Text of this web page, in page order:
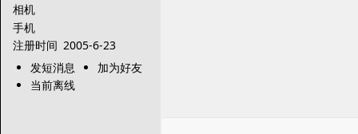
相机
手机
注册时间 2005-6-23
发短消息
加为好友
当前离线